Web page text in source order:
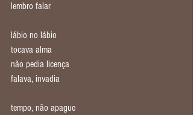
lembro falar
lábio no lábio
tocava alma
não pedia licença
falava, invadia
tempo, não apague